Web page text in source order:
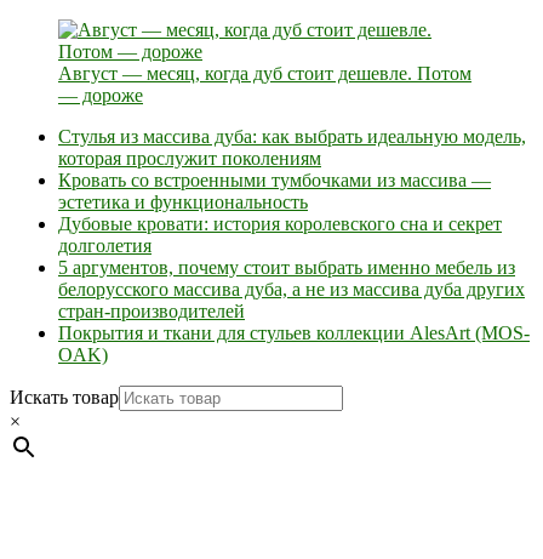
Август — месяц, когда дуб стоит дешевле. Потом
— дороже
Стулья из массива дуба: как выбрать идеальную модель,
которая прослужит поколениям
Кровать со встроенными тумбочками из массива —
эстетика и функциональность
Дубовые кровати: история королевского сна и секрет
долголетия
5 аргументов, почему стоит выбрать именно мебель из
белорусского массива дуба, а не из массива дуба других
стран-производителей
Покрытия и ткани для стульев коллекции AlesArt (MOS-
OAK)
Искать товар
×